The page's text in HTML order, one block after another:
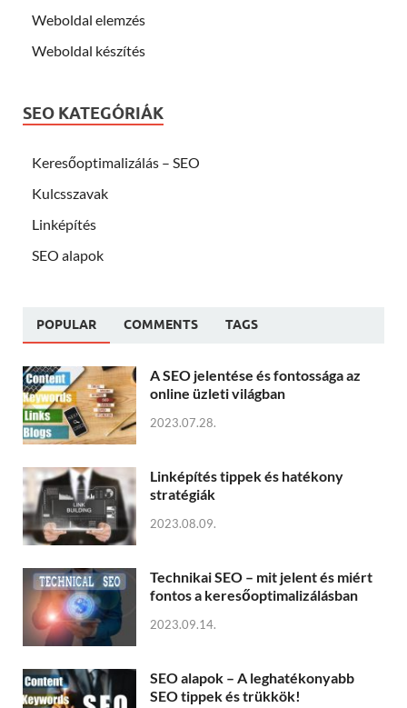
Weboldal elemzés
Weboldal készítés
SEO KATEGÓRIÁK
Keresőoptimalizálás – SEO
Kulcsszavak
Linképítés
SEO alapok
POPULAR COMMENTS TAGS
A SEO jelentése és fontossága az
online üzleti világban
2023.07.28.
Linképítés tippek és hatékony
stratégiák
2023.08.09.
Technikai SEO – mit jelent és miért
fontos a keresőoptimalizálásban
2023.09.14.
SEO alapok – A leghatékonyabb
SEO tippek és trükkök!